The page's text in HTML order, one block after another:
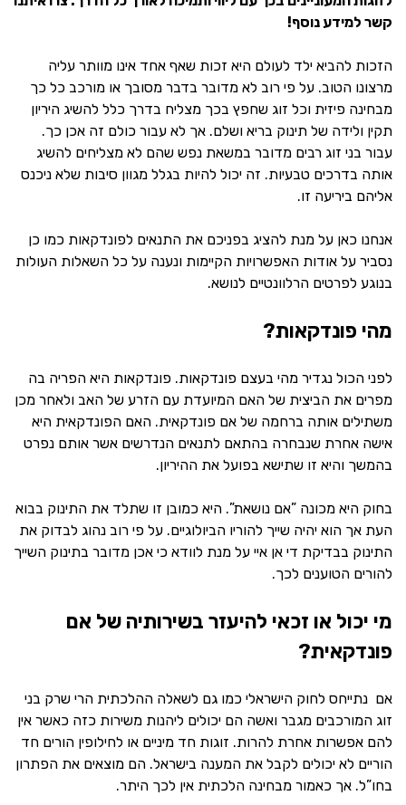
קשר למידע נוסף!
הזכות להביא ילד לעולם היא זכות שאף אחד אינו מוותר עליה
מרצונו הטוב. על פי רוב לא מדובר בדבר מסובך או מורכב כל כך
מבחינה פיזית וכל זוג שחפץ בכך מצליח בדרך כלל להשיג היריון
תקין ולידה של תינוק בריא ושלם. אך לא עבור כולם זה אכן כך.
עבור בני זוג רבים מדובר במשאת נפש שהם לא מצליחים להשיג
אותה בדרכים טבעיות. זה יכול להיות בגלל מגוון סיבות שלא ניכנס
אליהם ביריעה זו.
אנחנו כאן על מנת להציג בפניכם את התנאים לפונדקאות כמו כן
נסביר על אודות האפשרויות הקיימות ונענה על כל השאלות העולות
בנוגע לפרטים הרלוונטיים לנושא.
מהי פונדקאות?
לפני הכול נגדיר מהי בעצם פונדקאות. פונדקאות היא הפריה בה
מפרים את הביצית של האם המיועדת עם הזרע של האב ולאחר מכן
משתילים אותה ברחמה של אם פונדקאית. האם הפונדקאית היא
אישה אחרת שנבחרה בהתאם לתנאים הנדרשים אשר אותם נפרט
בהמשך והיא זו שתישא בפועל את ההיריון.
בחוק היא מכונה ”אם נושאת”. היא כמובן זו שתלד את התינוק בבוא
העת אך הוא יהיה שייך להוריו הביולוגיים. על פי רוב נהוג לבדוק את
התינוק בבדיקת די אן איי על מנת לוודא כי אכן מדובר בתינוק השייך
להורים הטוענים לכך.
מי יכול או זכאי להיעזר בשירותיה של אם
פונדקאית?
אם נתייחס לחוק הישראלי כמו גם לשאלה ההלכתית הרי שרק בני
זוג המורכבים מגבר ואשה הם יכולים ליהנות משירות כזה כאשר אין
להם אפשרות אחרת להרות. זוגות חד מיניים או לחילופין הורים חד
הוריים לא יכולים לקבל את המענה בישראל. הם מוצאים את הפתרון
בחו”ל. אך כאמור מבחינה הלכתית אין לכך היתר.